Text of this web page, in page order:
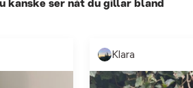
kanske ser nåt du gillar bland
Klara